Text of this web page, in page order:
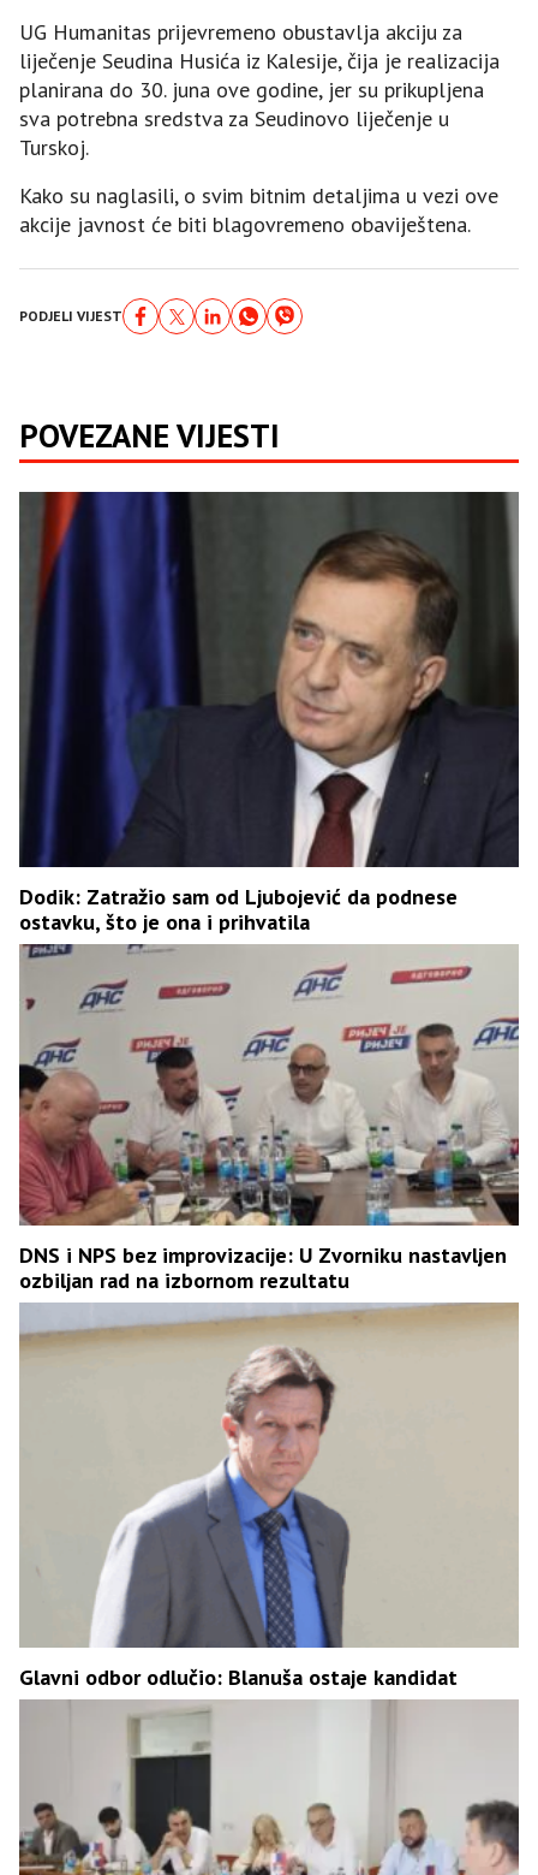
UG Humanitas prijevremeno obustavlja akciju za
liječenje Seudina Husića iz Kalesije, čija je realizacija
planirana do 30. juna ove godine, jer su prikupljena
sva potrebna sredstva za Seudinovo liječenje u
Turskoj.
Kako su naglasili, o svim bitnim detaljima u vezi ove
akcije javnost će biti blagovremeno obaviještena.
PODJELI VIJEST
POVEZANE VIJESTI
Dodik: Zatražio sam od Ljubojević da podnese
ostavku, što je ona i prihvatila
DNS i NPS bez improvizacije: U Zvorniku nastavljen
ozbiljan rad na izbornom rezultatu
Glavni odbor odlučio: Blanuša ostaje kandidat